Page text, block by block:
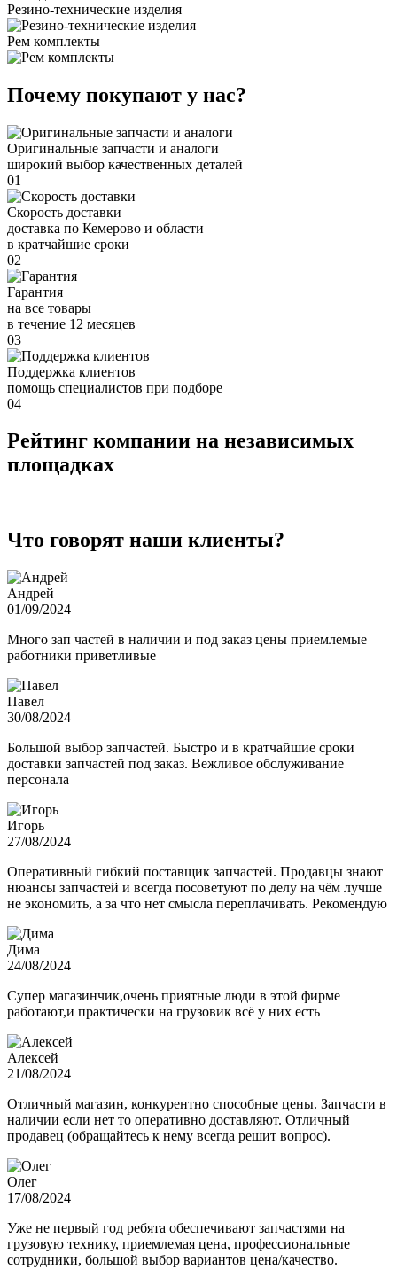
Резино-технические изделия
Рем комплекты
Почему покупают у нас?
Оригинальные запчасти и аналоги
широкий выбор качественных деталей
01
Скорость доставки
доставка по Кемерово и области
в кратчайшие сроки
02
Гарантия
на все товары
в течение 12 месяцев
03
Поддержка клиентов
помощь специалистов при подборе
04
Рейтинг компании на независимых
площадках
Что говорят наши клиенты?
Андрей
01/09/2024
Много зап частей в наличии и под заказ цены приемлемые
работники приветливые
Павел
30/08/2024
Большой выбор запчастей. Быстро и в кратчайшие сроки
доставки запчастей под заказ. Вежливое обслуживание
персонала
Игорь
27/08/2024
Оперативный гибкий поставщик запчастей. Продавцы знают
нюансы запчастей и всегда посоветуют по делу на чём лучше
не экономить, а за что нет смысла переплачивать. Рекомендую
Дима
24/08/2024
Супер магазинчик,очень приятные люди в этой фирме
работают,и практически на грузовик всё у них есть
Алексей
21/08/2024
Отличный магазин, конкурентно способные цены. Запчасти в
наличии если нет то оперативно доставляют. Отличный
продавец (обращайтесь к нему всегда решит вопрос).
Олег
17/08/2024
Уже не первый год ребята обеспечивают запчастями на
грузовую технику, приемлемая цена, профессиональные
сотрудники, большой выбор вариантов цена/качество.